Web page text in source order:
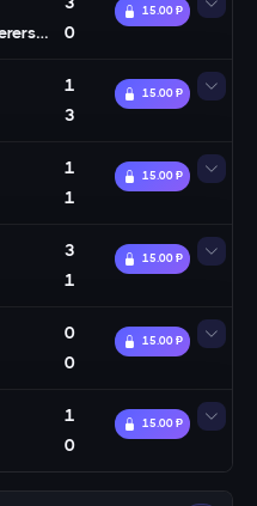
Western Sydney Wanderers U23
0
15.00 Ᵽ
1
3
15.00 Ᵽ
1
1
15.00 Ᵽ
3
1
15.00 Ᵽ
0
0
15.00 Ᵽ
1
0
15.00 Ᵽ